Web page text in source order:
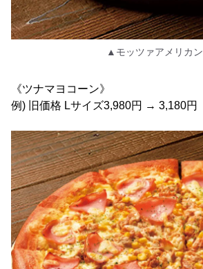
▲モッツァアメリカン
《ツナマヨコーン》
例) 旧価格 Lサイズ3,980円 → 3,180円